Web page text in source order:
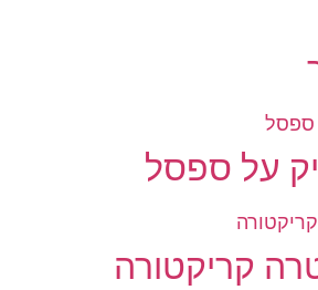
על ספסל
קריקטורה